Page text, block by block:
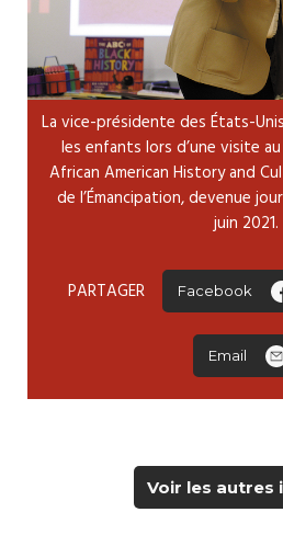
La vice-présidente des États-
les enfants lors d’une visite
African American History and
de l’Émancipation, devenue
juin 2021.
PARTAGER Facebook
Email
Voir les autres